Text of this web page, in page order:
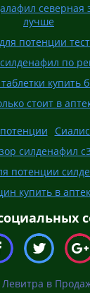
северная
лучше
потенции
по
купить
стоит в
силденафил
потенции
купить в
в